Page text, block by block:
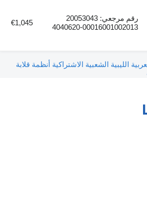
رقم مرجعي: 20053043
00016001002013-4040620
€1,045
الليبية الشعبية الاشتراكية أنظمة قلابة